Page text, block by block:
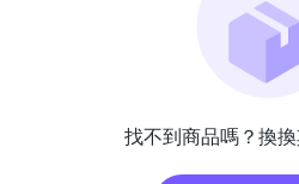
找不到商品嗎？換換